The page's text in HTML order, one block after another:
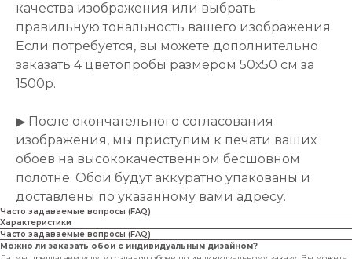
качества изображения или выбрать
правильную тональность вашего изображения.
Если потребуется, вы можете дополнительно
заказать 4 цветопробы размером 50х50 см за
1500р.
▶ После окончательного согласования
изображения, мы приступим к печати ваших
обоев на высококачественном бесшовном
полотне. Обои будут аккуратно упакованы и
доставлены по указанному вами адресу.
Часто задаваемые вопросы (FAQ)
Характеристики
Часто задаваемые вопросы (FAQ)
Можно ли заказать обои с индивидуальным дизайном?